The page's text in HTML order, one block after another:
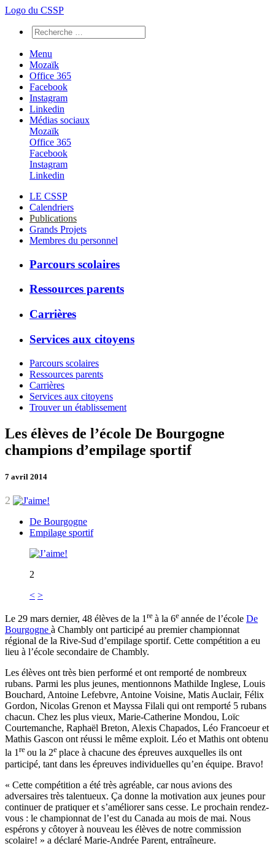
Logo du CSSP
Menu
Mozaïk
Office 365
Facebook
Instagram
Linkedin
Médias sociaux
Mozaïk
Office 365
Facebook
Instagram
Linkedin
LE CSSP
Calendriers
Publications
Grands Projets
Membres du personnel
Parcours scolaires
Ressources parents
Carrières
Services aux citoyens
Parcours scolaires
Ressources parents
Carrières
Services aux citoyens
Trouver un établissement
Les élèves de l’école De Bourgogne
champions d’empilage sportif
7 avril 2014
2
De Bourgogne
Empilage sportif
2
< >
Le 29 mars dernier, 48 élèves de la 1 re à la 6e année de l’école De
Bourgogne à Chambly ont participé au premier championnat
régional de la Rive-Sud d’empilage sportif. Cette compétition a eu
lieu à l’école secondaire de Chambly.
Les élèves ont très bien performé et ont remporté de nombreux
rubans. Parmi les plus jeunes, mentionnons Mathilde Inglese, Louis
Bouchard, Antoine Lefebvre, Antoine Voisine, Matis Auclair, Félix
Gordon, Nicolas Grenon et Mayssa Filali qui ont remporté 5 rubans
chacun. Chez les plus vieux, Marie-Catherine Mondou, Loïc
Courtemanche, Raphaël Breton, Alexis Chapados, Léo Francoeur et
Mathis Gascon ont réussi le même exploit. Léo et Mathis ont obtenu
la 1re ou la 2e place à chacune des épreuves auxquelles ils ont
participé, tant dans les épreuves individuelles qu’en équipe. Bravo!
« Cette compétition a été très agréable, car nous avions des
adversaires très talentueux. Ça donne la motivation aux jeunes pour
continuer de pratiquer et s’améliorer sans cesse. Le prochain rendez-
vous : le championnat de l’est du Canada au mois de mai. Nous
espérons y côtoyer à nouveau les élèves de notre commission
scolaire! » a déclaré Marie-Andrée Parent, entraîneure.